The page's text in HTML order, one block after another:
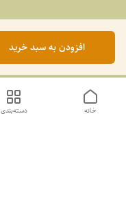
افزودن به سبد خرید
دسته‌بندی خانه